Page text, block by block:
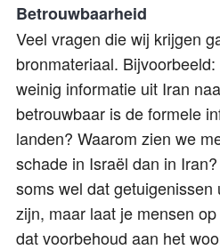
Betrouwbaarheid
Veel vragen die wij krijgen
bronmateriaal.
weinig informatie uit Iran
betrouwbaar is de formele
landen? Waarom zien we
schade in Israël dan in
soms wel dat
zijn, maar laat je mensen
dat voorbehoud aan het